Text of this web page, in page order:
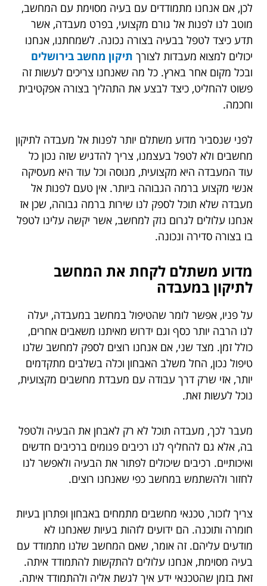
לכן, אם אנחנו מתמודדים עם בעיה מסוימת עם המחשב,
מוטב לנו לפנות אל גורם מקצועי, בפרט מעבדה, אשר
תדע כיצד לטפל בבעיה בצורה נכונה. לשמחתנו, אנחנו
יכולים למצוא מעבדות לצורך תיקון מחשב בירושלים
ובכל מקום אחר בארץ. כל מה שאנחנו צריכים לעשות זה
פשוט להחליט, כיצד לבצע את התהליך בצורה אפקטיבית
וחכמה.
לפני שנסביר מדוע משתלם יותר לפנות אל מעבדה לתיקון
מחשבים ולא לטפל בעצמנו, צריך להדגיש שזה נכון כל
עוד המעבדה היא מקצועית, מנוסה וכל עוד היא מעסיקה
אנשי מקצוע ברמה הגבוהה ביותר. אין טעם לפנות אל
מעבדה שלא תוכל לספק לנו שירות ברמה גבוהה, שכן אז
אנחנו עלולים לגרום נזק למחשב, אשר יקשה עלינו לטפל
בו בצורה סדירה ונכונה.
מדוע משתלם לקחת את המחשב
לתיקון במעבדה
על פניו, אפשר לומר שהטיפול במחשב במעבדה, יעלה
לנו הרבה יותר כסף וגם ידרוש מאיתנו משאבים אחרים,
כולל זמן. מצד שני, אם אנחנו רוצים לספק למחשב שלנו
טיפול נכון, החל משלב האבחון וכלה בשלבים מתקדמים
יותר, אזי שרק דרך עבודה עם מעבדת מחשבים מקצועית,
נוכל לעשות זאת.
מעבר לכך, מעבדה תוכל לא רק לאבחן את הבעיה ולטפל
בה, אלא גם להחליף לנו רכיבים פגומים ברכיבים חדשים
ואיכותיים. רכיבים שיכולים לפתור את הבעיה ולאפשר לנו
לחזור ולהשתמש במחשב כפי שאנחנו רוצים.
צריך לזכור, טכנאי מחשבים מתמחים באבחון ופתרון בעיות
חומרה ותוכנה. הם ידועים לזהות בעיות שאנחנו לא
מודעים עליהם. זה אומר, שאם המחשב שלנו מתמודד עם
בעיה מסוימת, אנחנו עלולים להתקשות להתמודד איתה.
זאת בזמן שהטכנאי ידע איך לגשת אליה ולהתמודד איתה.